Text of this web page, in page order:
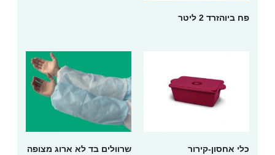
פח ביוהזרד 2 ליטר
כלי אחסון-קירור שרוולים בד לא ארוג מצופה